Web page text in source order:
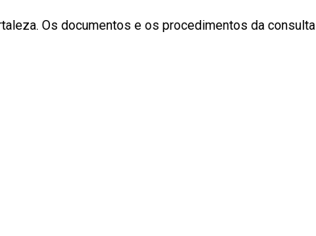
Os documentos e os procedimentos da consulta